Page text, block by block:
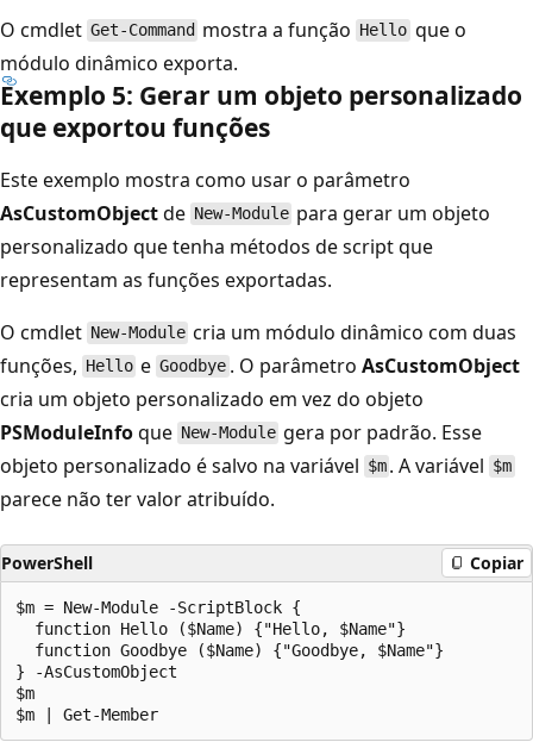
O cmdlet Get-Command mostra a função Helloque o
módulo dinâmico exporta.
Exemplo 5: Gerar um objeto personalizado
que exportou funções
Este exemplo mostra como usar o parâmetro
AsCustomObjectde New-Module para gerar um objeto
personalizado que tenha métodos de script que
representam as funções exportadas.
O cmdlet New-Module cria um módulo dinâmico com duas
funções, Hello e Goodbye . O parâmetro AsCustomObject
cria um objeto personalizado em vez do objeto
PSModuleInfoque New-Module gera por padrão. Esse
objeto personalizado é salvo na variável $m . A variável $m
parece não ter valor atribuído.
PowerShell Copiar
$m = New-Module -ScriptBlock {
  function Hello ($Name) {"Hello, $Name"}
  function Goodbye ($Name) {"Goodbye, $Name"}
} -AsCustomObject
$m